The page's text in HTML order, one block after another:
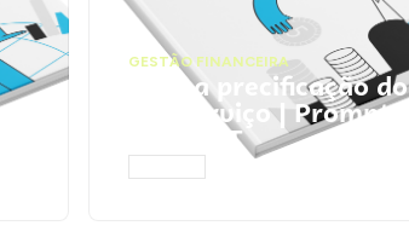
GESTÃO FINANCEIRA
Faça a precificação do
seu serviço | Prompts
ChatGPT